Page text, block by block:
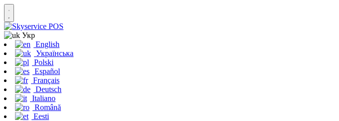
Укр
English
Українська
Polski
Español
Français
Deutsch
Italiano
Română
Eesti